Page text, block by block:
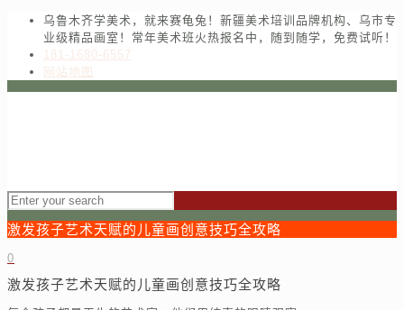
乌鲁木齐学美术，就来赛龟兔！新疆美术培训品牌机构、乌市专
业级精品画室！常年美术班火热报名中，随到随学，免费试听！
181-1680-6557
网站地图
激发孩子艺术天赋的儿童画创意技巧全攻略
0
激发孩子艺术天赋的儿童画创意技巧全攻略